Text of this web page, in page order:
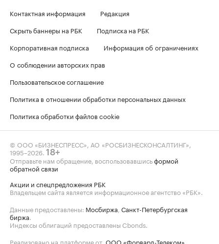
Контактная информация
Редакция
Скрыть баннеры на РБК
Подписка на РБК
Корпоративная подписка
Информация об ограничениях
О соблюдении авторских прав
Пользовательское соглашение
Политика в отношении обработки персональных данных
Политика обработки файлов cookie
© ООО «БИЗНЕСПРЕСС», АО «РОСБИЗНЕСКОНСАЛТИНГ»,
1995–2026. 18+
Отправьте нам обращение, воспользовавшисьформой
обратной связи
Акции и спецпредложения РБК
Владельцем сайта является информационное агентство «РБК».
Данные предоставлены: Мосбиржа, Санкт-Петербургская
биржа.
Индексы облигаций предоставлены Cbonds.
Реализовано на платформе от ООО «Форвард-Телеком»